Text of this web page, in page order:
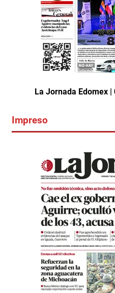
La Jornada Edomex
Impreso